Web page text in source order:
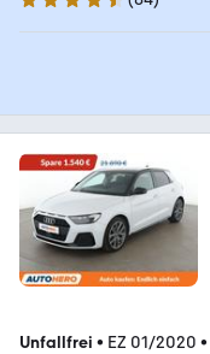
4.3 Sterne
Unfallfrei • EZ 01/2020 •